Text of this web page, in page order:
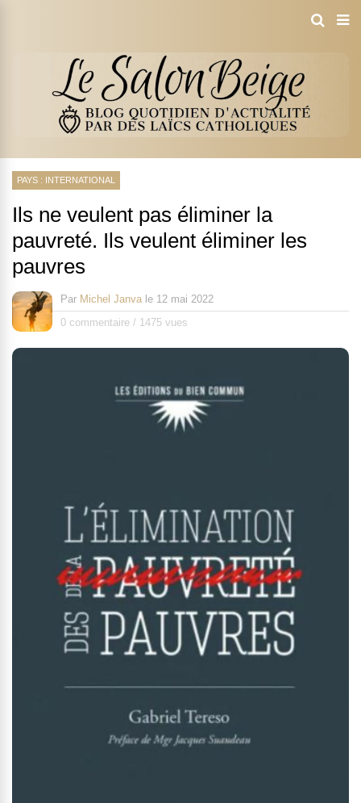
PAYS : INTERNATIONAL
Ils ne veulent pas éliminer la
pauvreté. Ils veulent éliminer les
pauvres
Par Michel Janva le 12 mai 2022
0 commentaire / 1475 vues